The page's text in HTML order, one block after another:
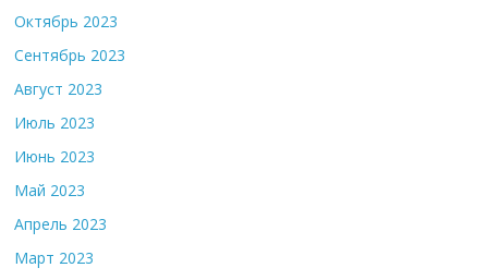
Октябрь 2023
Сентябрь 2023
Август 2023
Июль 2023
Июнь 2023
Май 2023
Апрель 2023
Март 2023